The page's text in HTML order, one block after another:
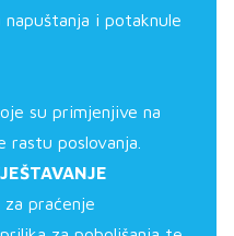
napuštanja i potaknule
su primjenjive na
poslovanja.
praćenje